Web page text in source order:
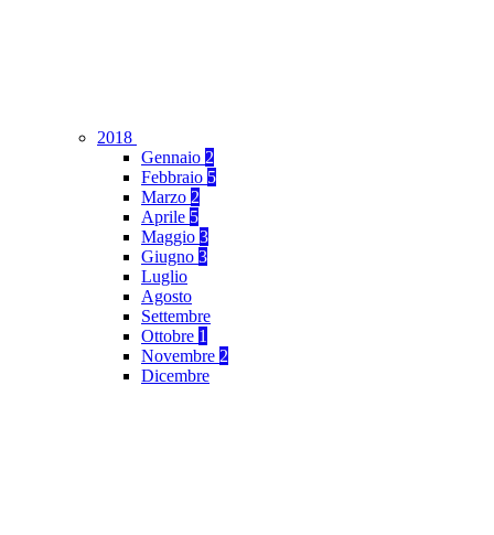
2018
Gennaio 2
Febbraio 5
Marzo 2
Aprile 5
Maggio 3
Giugno 3
Luglio
Agosto
Settembre
Ottobre 1
Novembre 2
Dicembre